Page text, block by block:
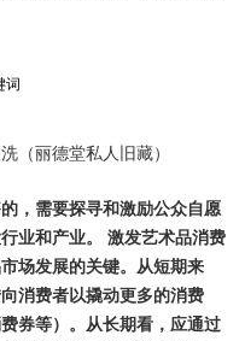
（丽德堂私人旧藏）
，需要探寻和激励公众自愿
业和产业。 激发艺术品消费
场发展的关键。从短期来
消费者以撬动更多的消费
券等）。从长期看，应通过